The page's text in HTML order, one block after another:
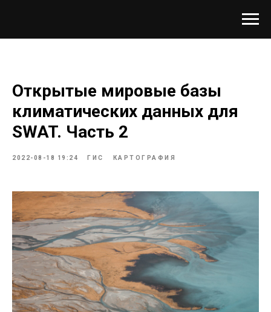
Открытые мировые базы
климатических данных для
SWAT. Часть 2
2022-08-18 19:24 ГИС КАРТОГРАФИЯ